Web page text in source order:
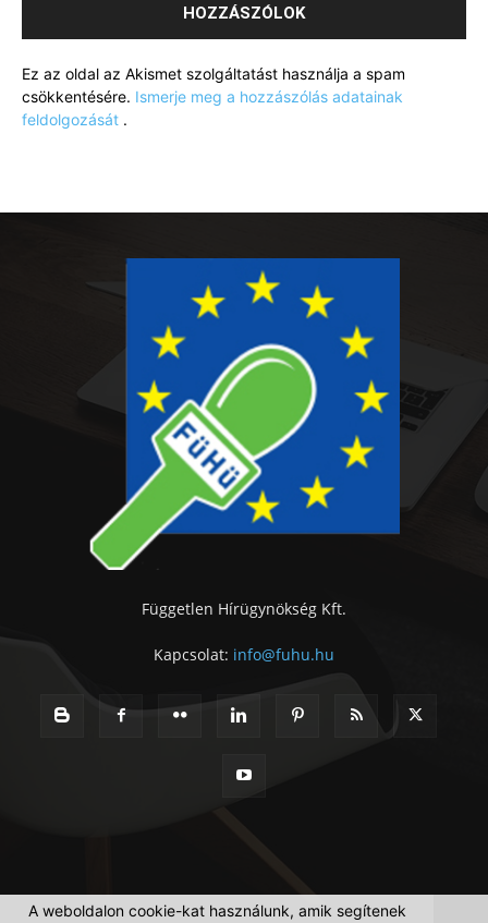
Ez az oldal az Akismet szolgáltatást használja a spam
csökkentésére. Ismerje meg a hozzászólás adatainak
feldolgozását .
Független Hírügynökség Kft.
Kapcsolat: info@fuhu.hu
A weboldalon cookie-kat használunk, amik segítenek